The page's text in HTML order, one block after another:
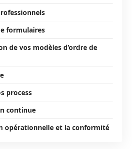
formulaires
de vos modèles d’ordre de
process
continue
opérationnelle et la conformité